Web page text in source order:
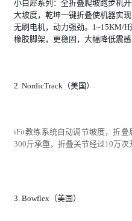
小白犀系列：全折叠爬坡跑步机
大坡度，乾坤一键折叠使机器实
无刷电机，动力强劲。1~15KM/
橡胶脚架，更稳固，大幅降低震感
2. NordicTrack（美国）
iFit教练系统自动调节坡度，折叠
300斤承重，折叠关节经过10万次
3. Bowflex（美国）